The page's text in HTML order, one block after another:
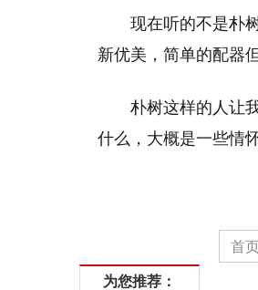
现在听的不是朴
新优美，简单的配器
朴树这样的人让
什么，大概是一些情
首
为您推荐：